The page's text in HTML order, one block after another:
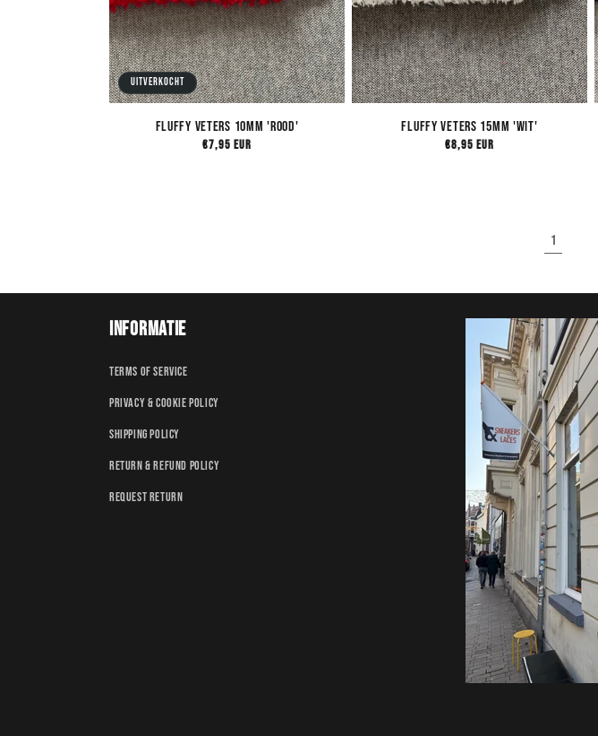
Uitverkocht
Fluffy Veters 10mm 'Rood'
Normale
€7,95 EUR
Fluffy Veters 15mm 'Wit'
Normale
€8,95 EUR
1
Informatie
Terms of service
Privacy & Cookie policy
Shipping policy
Return & Refund policy
Request Return